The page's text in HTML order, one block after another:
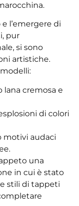
l’emergere di
pur
si sono
artistiche.
lana cremosa e
di colori
motivi audaci
una
in cui è stato
stili di tappeti